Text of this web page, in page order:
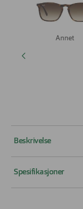
Annet
Beskrivelse
Spesifikasjoner